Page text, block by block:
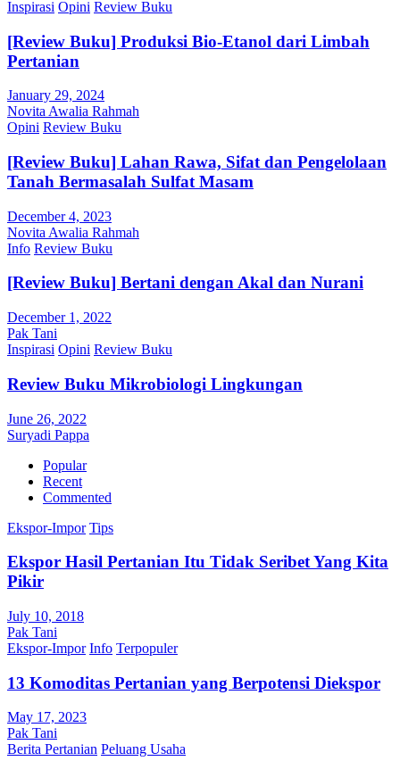
Inspirasi Opini Review Buku
[Review Buku] Produksi Bio-Etanol dari Limbah
Pertanian
January 29, 2024
Novita Awalia Rahmah
Opini Review Buku
[Review Buku] Lahan Rawa, Sifat dan Pengelolaan
Tanah Bermasalah Sulfat Masam
December 4, 2023
Novita Awalia Rahmah
Info Review Buku
[Review Buku] Bertani dengan Akal dan Nurani
December 1, 2022
Pak Tani
Inspirasi Opini Review Buku
Review Buku Mikrobiologi Lingkungan
June 26, 2022
Suryadi Pappa
Popular
Recent
Commented
Ekspor-Impor Tips
Ekspor Hasil Pertanian Itu Tidak Seribet Yang Kita
Pikir
July 10, 2018
Pak Tani
Ekspor-Impor Info Terpopuler
13 Komoditas Pertanian yang Berpotensi Diekspor
May 17, 2023
Pak Tani
Berita Pertanian Peluang Usaha